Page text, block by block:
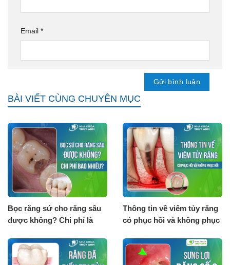
Email *
BÀI VIẾT CÙNG CHUYÊN MỤC
Bọc răng sứ cho răng sâu
được không? Chi phí là
Thông tin về viêm tủy răng
có phục hồi và không phục